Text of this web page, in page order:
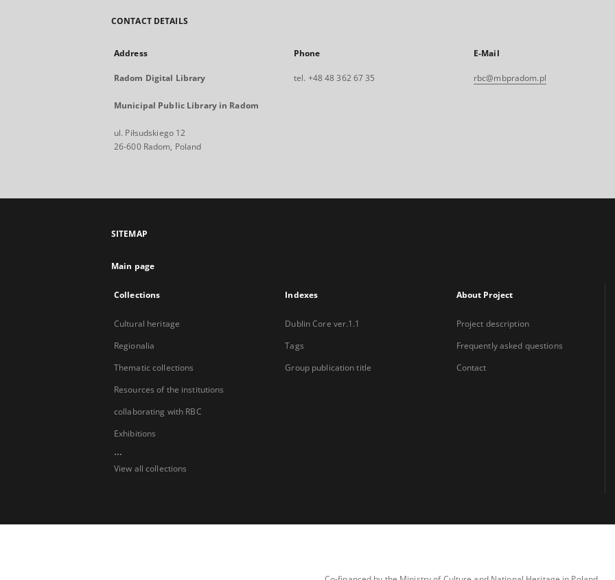
CONTACT DETAILS
Address
Radom Digital Library
Municipal Public Library in Radom
ul. Piłsudskiego 12
26-600 Radom, Poland
Phone
tel. +48 48 362 67 35
E-Mail
rbc@mbpradom.pl
SITEMAP
Main page
Collections
Cultural heritage
Regionalia
Thematic collections
Resources of the institutions
collaborating with RBC
Exhibitions
...
View all collections
Indexes
Dublin Core ver.1.1
Tags
Group publication title
About Project
Project description
Frequently asked questions
Contact